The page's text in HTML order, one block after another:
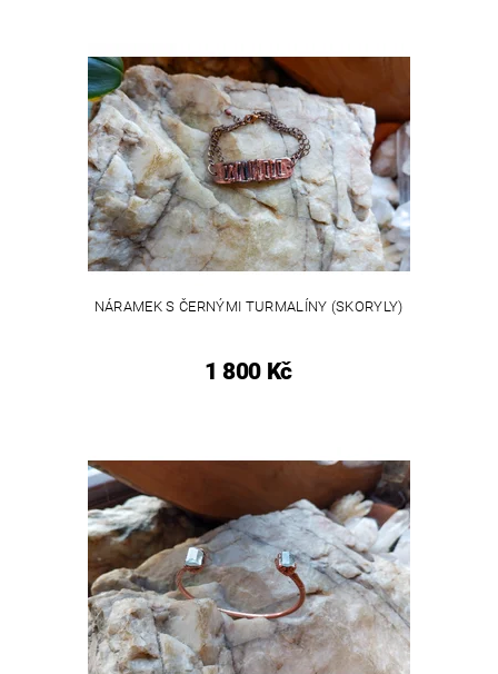
NÁRAMEK S ČERNÝMI TURMALÍNY (SKORYLY)
1 800 Kč